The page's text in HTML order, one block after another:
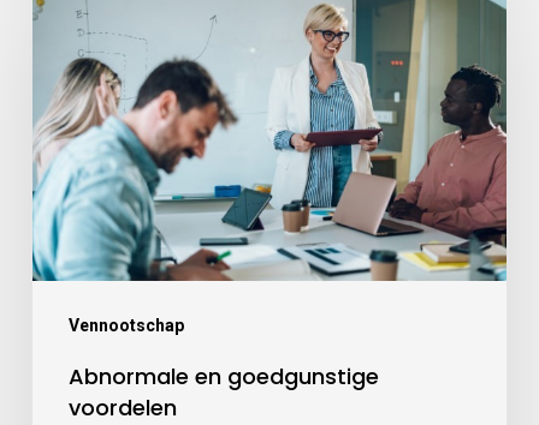
Vennootschap
Abnormale en goedgunstige
voordelen